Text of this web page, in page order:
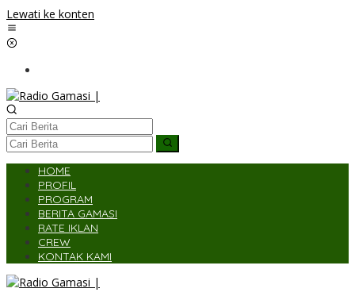
Lewati ke konten
HOME
PROFIL
PROGRAM
BERITA GAMASI
RATE IKLAN
CREW
KONTAK KAMI